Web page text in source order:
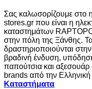
Σας καλωσορίζουμε στο
stores.gr που είναι η
καταστημάτων
στην πόλη της Ξάνθης.
δραστηριοποιούνται
βραδινή ένδυση,
παπούτσια και αξεσουάρ
brands από την
Καταστήματα